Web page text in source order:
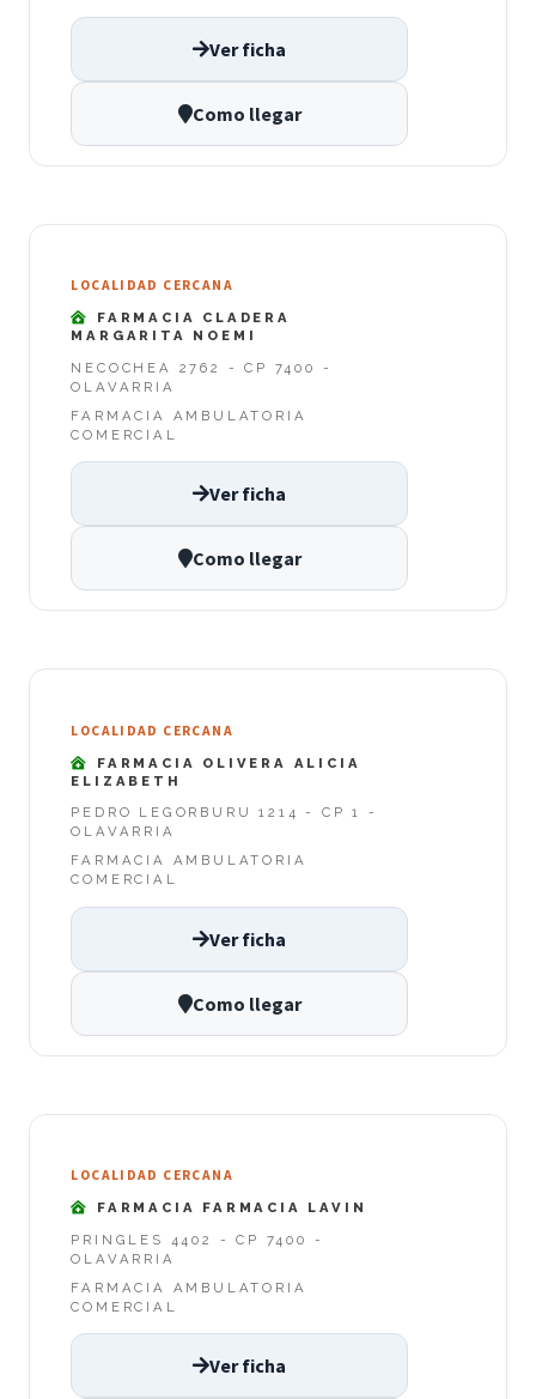
Ver ficha
Como llegar
LOCALIDAD CERCANA
FARMACIA CLADERA
MARGARITA NOEMI
NECOCHEA 2762 - CP 7400 -
OLAVARRIA
FARMACIA AMBULATORIA
COMERCIAL
Ver ficha
Como llegar
LOCALIDAD CERCANA
FARMACIA OLIVERA ALICIA
ELIZABETH
PEDRO LEGORBURU 1214 - CP 1 -
OLAVARRIA
FARMACIA AMBULATORIA
COMERCIAL
Ver ficha
Como llegar
LOCALIDAD CERCANA
FARMACIA FARMACIA LAVIN
PRINGLES 4402 - CP 7400 -
OLAVARRIA
FARMACIA AMBULATORIA
COMERCIAL
Ver ficha